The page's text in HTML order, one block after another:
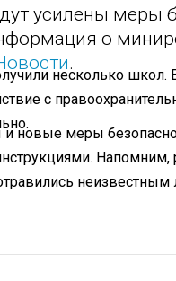
усилены меры
о
.
несколько
с
и новые меры